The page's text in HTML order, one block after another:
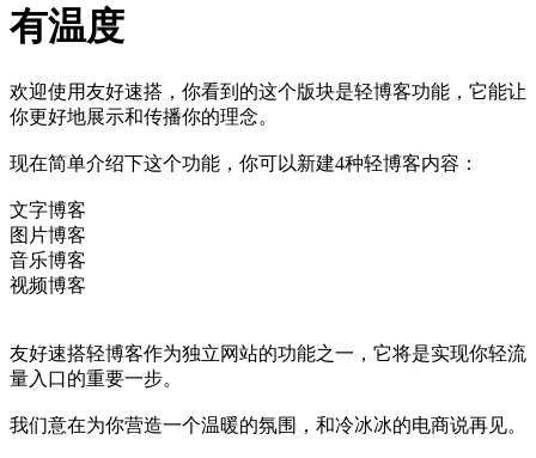
有温度
欢迎使用友好速搭，你看到的这个版块是轻博客功能，它能让
你更好地展示和传播你的理念。
现在简单介绍下这个功能，你可以新建4种轻博客内容：
文字博客
图片博客
音乐博客
视频博客
友好速搭轻博客作为独立网站的功能之一，它将是实现你轻流
量入口的重要一步。
我们意在为你营造一个温暖的氛围，和冷冰冰的电商说再见。